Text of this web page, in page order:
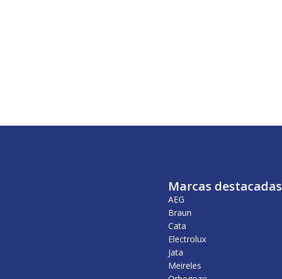
Marcas destacadas
AEG
Braun
Cata
Electrolux
Jata
Meireles